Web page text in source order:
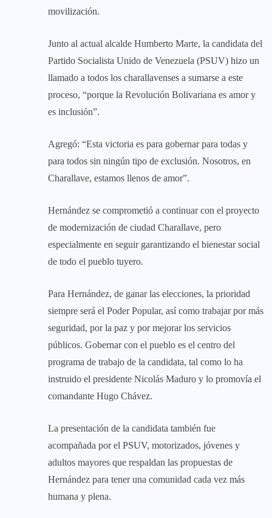
movilización.
Junto al actual alcalde Humberto Marte, la candidata del
Partido Socialista Unido de Venezuela (PSUV) hizo un
llamado a todos los charallavenses a sumarse a este
proceso, “porque la Revolución Bolivariana es amor y
es inclusión”.
Agregó: “Esta victoria es para gobernar para todas y
para todos sin ningún tipo de exclusión. Nosotros, en
Charallave, estamos llenos de amor”.
Hernández se comprometió a continuar con el proyecto
de modernización de ciudad Charallave, pero
especialmente en seguir garantizando el bienestar social
de todo el pueblo tuyero.
Para Hernández, de ganar las elecciones, la prioridad
siempre será el Poder Popular, así como trabajar por más
seguridad, por la paz y por mejorar los servicios
públicos. Gobernar con el pueblo es el centro del
programa de trabajo de la candidata, tal como lo ha
instruido el presidente Nicolás Maduro y lo promovía el
comandante Hugo Chávez.
La presentación de la candidata también fue
acompañada por el PSUV, motorizados, jóvenes y
adultos mayores que respaldan las propuestas de
Hernández para tener una comunidad cada vez más
humana y plena.